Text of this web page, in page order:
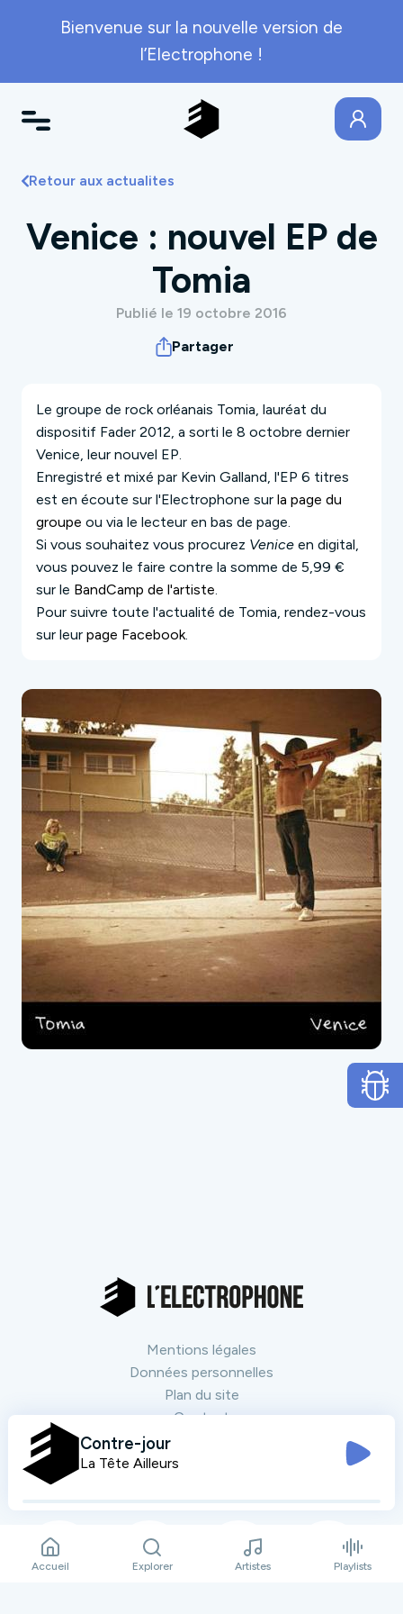
Bienvenue sur la nouvelle version de
l’Electrophone !
Retour aux actualites
Venice : nouvel EP de
Tomia
Publié le 19 octobre 2016
Partager
Le groupe de rock orléanais Tomia, lauréat du
dispositif Fader 2012, a sorti le 8 octobre dernier
Venice, leur nouvel EP.
Enregistré et mixé par Kevin Galland, l'EP 6 titres
est en écoute sur l'Electrophone sur la page du
groupe ou via le lecteur en bas de page.
Si vous souhaitez vous procurez Venice en digital,
vous pouvez le faire contre la somme de 5,99 €
sur le BandCamp de l'artiste.
Pour suivre toute l'actualité de Tomia, rendez-vous
sur leur page Facebook.
Mentions légales
Données personnelles
Plan du site
Contact
Nos partenaires
Contre-jour
La Tête Ailleurs
Accueil Explorer Artistes Playlists